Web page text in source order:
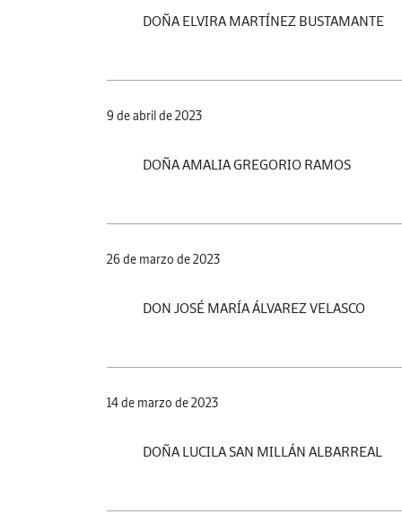
DOÑA ELVIRA MARTÍNEZ BUSTAMANTE
9 de abril de 2023
DOÑA AMALIA GREGORIO RAMOS
26 de marzo de 2023
DON JOSÉ MARÍA ÁLVAREZ VELASCO
14 de marzo de 2023
DOÑA LUCILA SAN MILLÁN ALBARREAL